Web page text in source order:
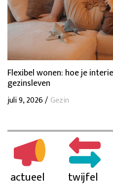
Flexibel wonen: hoe je
gezinsleven
juli 9, 2026 /Gezin
actueel twijfel